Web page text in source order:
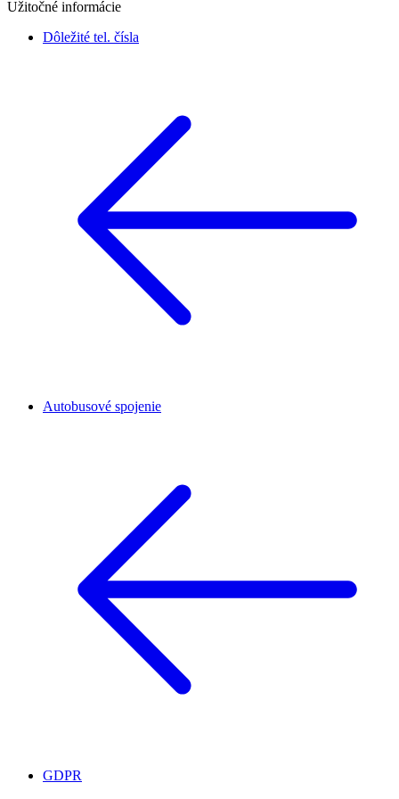
Užitočné informácie
Dôležité tel. čísla
Autobusové spojenie
GDPR